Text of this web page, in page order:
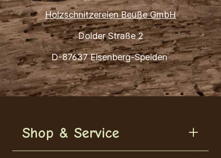
Holzschnitzereien Beuße GmbH
Dolder Straße 2
D-87637 Eisenberg-Speiden
Shop & Service